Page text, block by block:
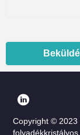
Copyright © 2023